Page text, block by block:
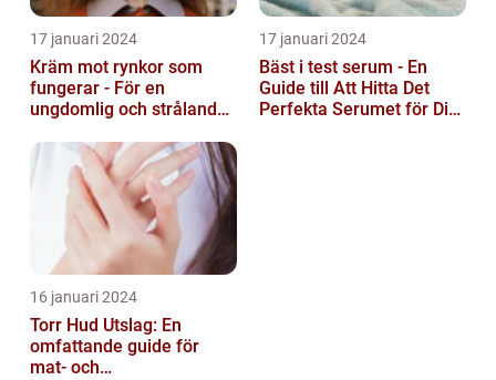
17 januari 2024
Kräm mot rynkor som
fungerar - För en
ungdomlig och strålande
17 januari 2024
Bäst i test serum - En
Guide till Att Hitta Det
Perfekta Serumet för Din
16 januari 2024
Torr Hud Utslag: En
omfattande guide för
mat- och